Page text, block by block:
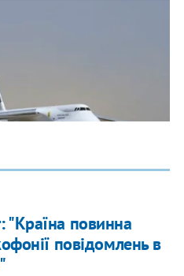
"Країна повинна
повідомлень в